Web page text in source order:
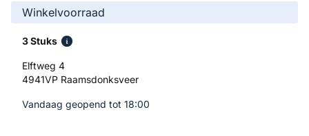
Winkelvoorraad
3 Stuks
Elftweg 4
4941VP Raamsdonksveer
Vandaag geopend tot 18:00